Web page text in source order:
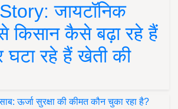
जायटॉनिक
किसान कैसे बढ़ा रहे हैं
घटा रहे हैं खेती की